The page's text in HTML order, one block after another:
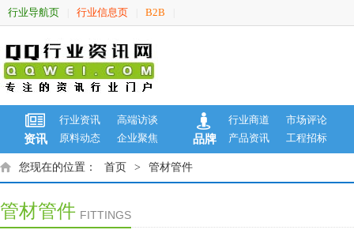
行业导航页 行业信息页 B2B
资讯
行业资讯
高端访谈
原料动态
企业聚焦 品牌
行业商道
市场评论
产品资讯
工程招标
您现在的位置： 首页 > 管材管件
管材管件 FITTINGS